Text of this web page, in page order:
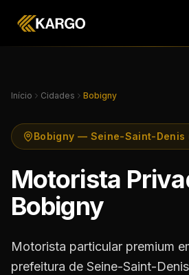
Início Cidades Bobigny
Bobigny — Seine-Saint-Denis
Motorista
Bobigny
Motorista particular premium
prefeitura de Seine-Saint-